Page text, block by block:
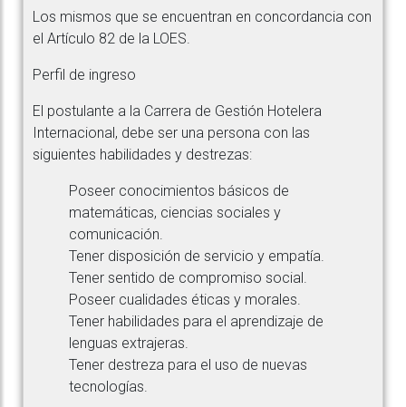
Los mismos que se encuentran en concordancia con
el Artículo 82 de la LOES.
Perfil de ingreso
El postulante a la Carrera de Gestión Hotelera
Internacional, debe ser una persona con las
siguientes habilidades y destrezas:
Poseer conocimientos básicos de
matemáticas, ciencias sociales y
comunicación.
Tener disposición de servicio y empatía.
Tener sentido de compromiso social.
Poseer cualidades éticas y morales.
Tener habilidades para el aprendizaje de
lenguas extrajeras.
Tener destreza para el uso de nuevas
tecnologías.